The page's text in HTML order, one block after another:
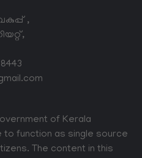
,
of Kerala
to function as single source
The content in this